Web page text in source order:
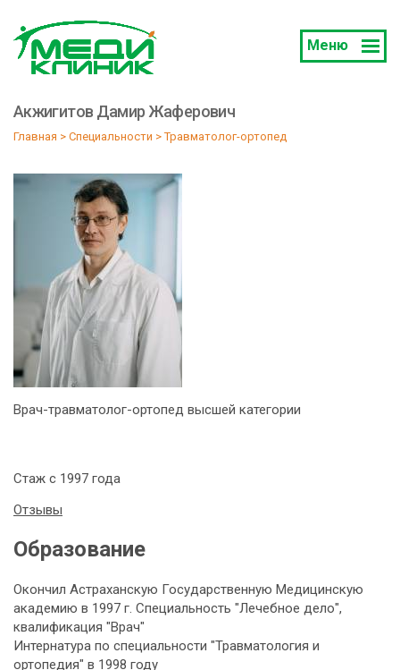
Меню
Акжигитов Дамир Жаферович
Главная > Специальности > Травматолог-ортопед
Врач-травматолог-ортопед высшей категории
Стаж с 1997 года
Отзывы
Образование
Окончил Астраханскую Государственную Медицинскую
академию в 1997 г. Специальность "Лечебное дело",
квалификация "Врач"
Интернатура по специальности "Травматология и
ортопедия" в 1998 году